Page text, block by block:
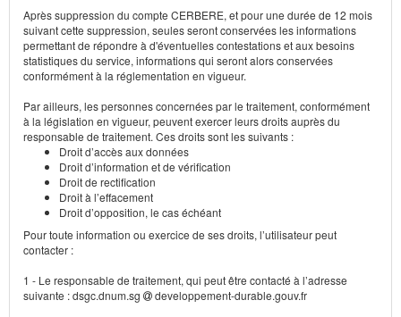
Après suppression du compte CERBERE, et pour une durée de 12 mois
suivant cette suppression, seules seront conservées les informations
permettant de répondre à d'éventuelles contestations et aux besoins
statistiques du service, informations qui seront alors conservées
conformément à la réglementation en vigueur.
Par ailleurs, les personnes concernées par le traitement, conformément
à la législation en vigueur, peuvent exercer leurs droits auprès du
responsable de traitement. Ces droits sont les suivants :
Droit d’accès aux données
Droit d’information et de vérification
Droit de rectification
Droit à l’effacement
Droit d’opposition, le cas échéant
Pour toute information ou exercice de ses droits, l’utilisateur peut
contacter :
1 - Le responsable de traitement, qui peut être contacté à l’adresse
suivante : dsgc.dnum.sg
developpement-durable.gouv.fr